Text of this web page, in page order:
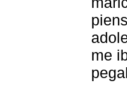
me